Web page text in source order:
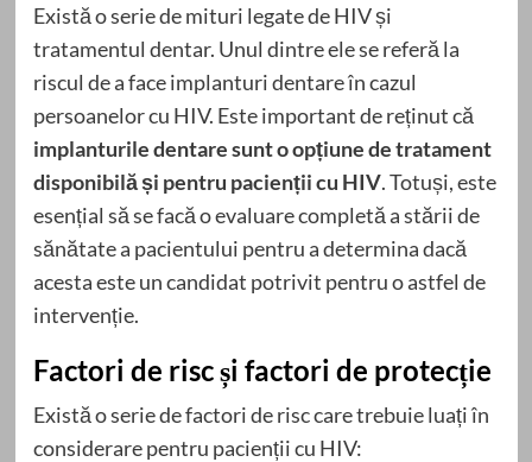
Există o serie de mituri legate de HIV și
tratamentul dentar. Unul dintre ele se referă la
riscul de a face implanturi dentare în cazul
persoanelor cu HIV. Este important de reținut că
implanturile dentare sunt o opțiune de tratament
disponibilă și pentru pacienții cu HIV. Totuși, este
esențial să se facă o evaluare completă a stării de
sănătate a pacientului pentru a determina dacă
acesta este un candidat potrivit pentru o astfel de
intervenție.
Factori de risc și factori de protecție
Există o serie de factori de risc care trebuie luați în
considerare pentru pacienții cu HIV: